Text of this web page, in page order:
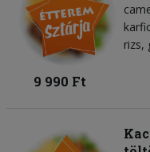
rizs,
9 990 Ft